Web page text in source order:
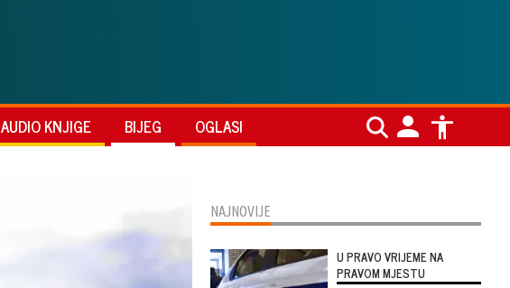
AUDIO KNJIGE BIJEG OGLASI
NAJNOVIJE
U PRAVO VRIJEME NA
PRAVOM MJESTU